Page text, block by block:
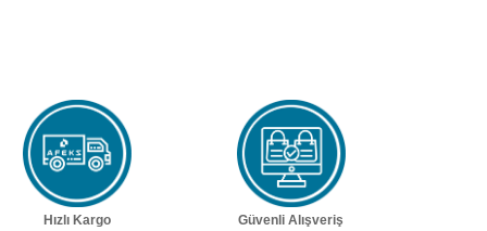
Hızlı Kargo
Güvenli Alışveriş